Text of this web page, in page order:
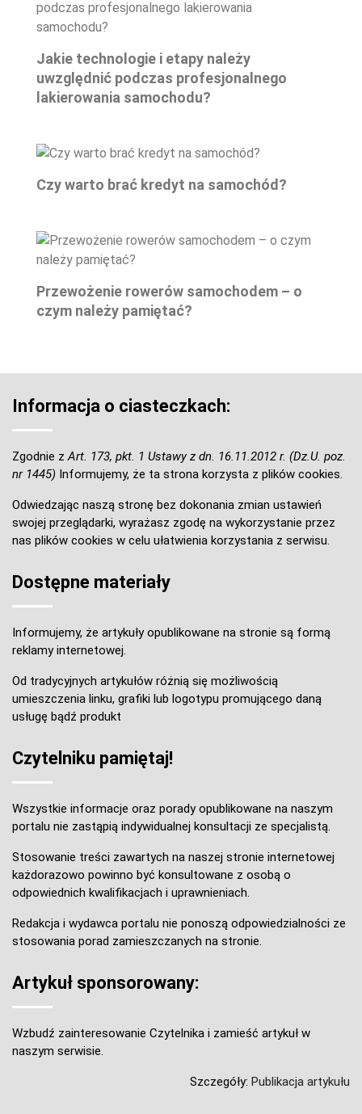
Jakie technologie i etapy należy
uwzględnić podczas profesjonalnego
lakierowania samochodu?
Czy warto brać kredyt na samochód?
Przewożenie rowerów samochodem – o
czym należy pamiętać?
Informacja o ciasteczkach:
Zgodnie zArt. 173, pkt. 1 Ustawy z dn. 16.11.2012 r. (Dz.U. poz.
nr 1445) Informujemy, że ta strona korzysta z plików cookies.
Odwiedzając naszą stronę bez dokonania zmian ustawień
swojej przeglądarki, wyrażasz zgodę na wykorzystanie przez
nas plików cookies w celu ułatwienia korzystania z serwisu.
Dostępne materiały
Informujemy, że artykuły opublikowane na stronie są formą
reklamy internetowej.
Od tradycyjnych artykułów różnią się możliwością
umieszczenia linku, grafiki lub logotypu promującego daną
usługę bądź produkt
Czytelniku pamiętaj!
Wszystkie informacje oraz porady opublikowane na naszym
portalu nie zastąpią indywidualnej konsultacji ze specjalistą.
Stosowanie treści zawartych na naszej stronie internetowej
każdorazowo powinno być konsultowane z osobą o
odpowiednich kwalifikacjach i uprawnieniach.
Redakcja i wydawca portalu nie ponoszą odpowiedzialności ze
stosowania porad zamieszczanych na stronie.
Artykuł sponsorowany:
Wzbudź zainteresowanie Czytelnika i zamieść artykuł w
naszym serwisie.
Szczegóły: Publikacja artykułu